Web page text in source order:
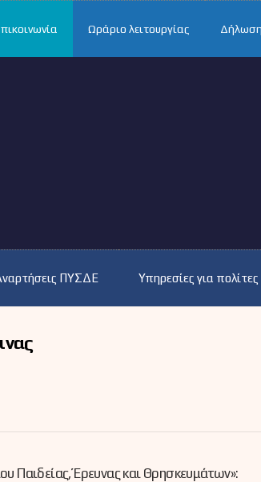
Ωράριο λειτουργίας
ΠΥΣΔΕ Υπηρεσίες για πολίτες
Παιδείας, Έρευνας και Θρησκευμάτων»: